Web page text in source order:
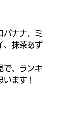
バナナ、ミ
、抹茶あず
で、ランキ
ます！